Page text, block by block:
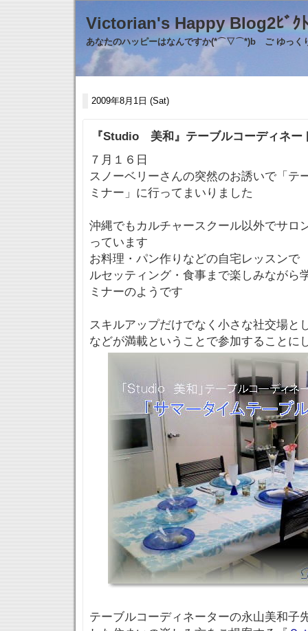
Victorian's Happy
あなたのハッピーはなんですか(*⌒▽⌒*)b ご ゆっく
2009年8月1日 (Sat)
『Studio 美和』テーブルコーディネー
７月１６日
スノーベリーさんの突然のお誘いで「テ
ミナー」に行ってまいりました
沖縄でもカルチャースクール以外でサロ
っています
お料理・パン作りなどの自宅レッスン
ルセッティング・食事まで楽しみながら
ミナーのようです
スキルアップだけでなく小さな社交場と
などが満載ということで参加することに
テーブルコーディネーターの永山美和子